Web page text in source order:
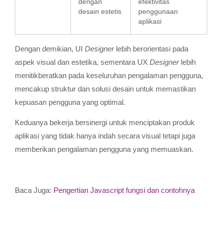
dengan
desain estetis
efektivitas
penggunaan
aplikasi
Dengan demikian, UI Designer lebih berorientasi pada
aspek visual dan estetika, sementara UX Designer lebih
menitikberatkan pada keseluruhan pengalaman pengguna,
mencakup struktur dan solusi desain untuk memastikan
kepuasan pengguna yang optimal.
Keduanya bekerja bersinergi untuk menciptakan produk
aplikasi yang tidak hanya indah secara visual tetapi juga
memberikan pengalaman pengguna yang memuaskan.
Baca Juga: Pengertian Javascript fungsi dan contohnya